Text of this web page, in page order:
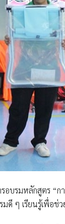
อบรมหลักสูตร “ก
ดี ๆ เรียนรู้เพื่อช่